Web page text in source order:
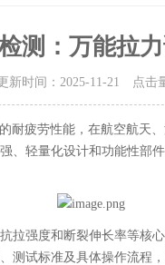
测：万能拉
新时间：2025-11-21 点击
疲劳性能，在航空航天
、轻量化设计和功能性部
拉强度和断裂伸长率等核
测试标准及具体操作流程